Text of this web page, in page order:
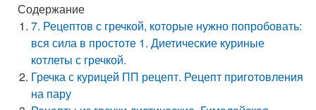
Содержание
7. Рецептов с гречкой, которые нужно попробовать:
вся сила в простоте 1. Диетические куриные
котлеты с гречкой.
Гречка с курицей ПП рецепт. Рецепт приготовления
на пару